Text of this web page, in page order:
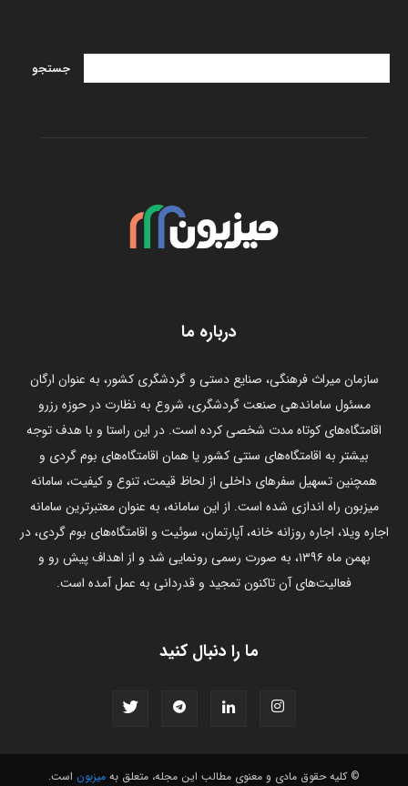
درباره ما
سازمان میراث فرهنگی، صنایع دستی و گردشگری کشور، به عنوان ارگان
مسئول ساماندهی صنعت گردشگری، شروع به نظارت در حوزه رزرو
اقامتگاه‌های کوتاه مدت شخصی کرده است. در این راستا و با هدف توجه
بیشتر به اقامتگاه‌های سنتی کشور یا همان اقامتگاه‌های بوم گردی و
همچنین تسهیل سفرهای داخلی از لحاظ قیمت، تنوع و کیفیت، سامانه
میزبون راه اندازی شده است. از این سامانه، به عنوان معتبرترین سامانه
اجاره ویلا، اجاره روزانه خانه، آپارتمان، سوئیت و اقامتگاه‌های بوم گردی، در
بهمن ماه ۱۳۹۶، به صورت رسمی رونمایی شد و از اهداف پیش رو و
فعالیت‌های آن تاکنون تمجید و قدردانی به عمل آمده است.
ما را دنبال کنید
© کلیه حقوق مادی و معنوی مطالب این مجله، متعلق به میزبون است.